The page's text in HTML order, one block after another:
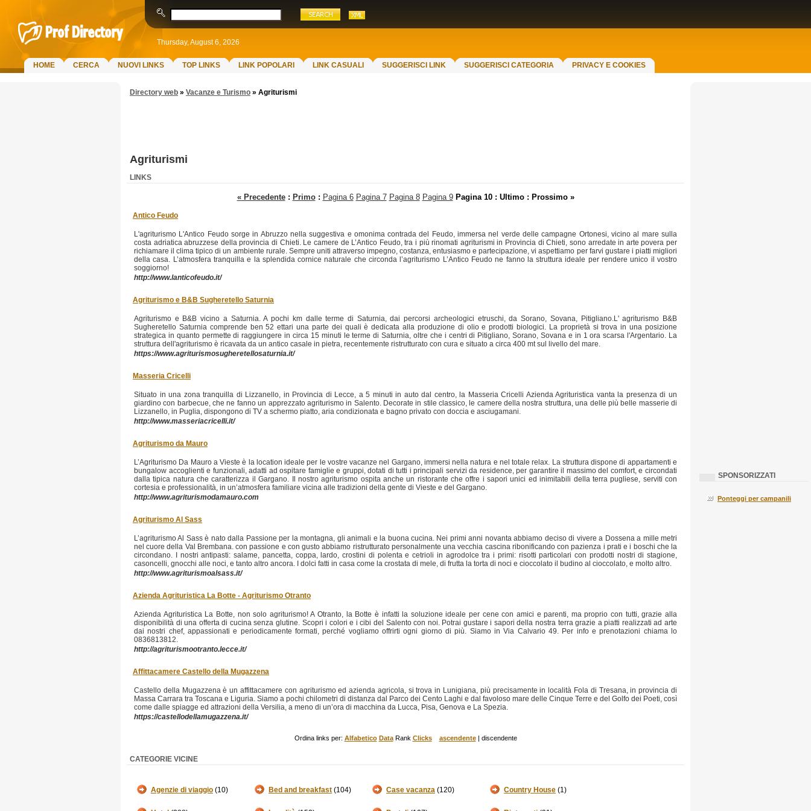
Thursday, August 6, 2026
HOME CERCA NUOVI LINKS TOP LINKS LINK POPOLARI LINK CASUALI SUGGERISCI LINK SUGGERISCI CATEGORIA PRIVACY E COOKIES
Directory web » Vacanze e Turismo » Agriturismi
Agriturismi
LINKS
« Precedente: Primo: Pagina 6 Pagina 7 Pagina 8 Pagina 9 Pagina 10 : Ultimo : Prossimo »
Antico Feudo
L'agriturismo L'Antico Feudo sorge in Abruzzo nella suggestiva e omonima contrada del Feudo, immersa nel verde delle campagne Ortonesi, vicino al mare sulla
costa adriatica abruzzese della provincia di Chieti. Le camere de L’Antico Feudo, tra i più rinomati agriturismi in Provincia di Chieti, sono arredate in arte povera per
richiamare il clima tipico di un ambiente rurale. Sempre uniti attraverso impegno, costanza, entusiasmo e partecipazione, vi aspettiamo per farvi gustare i piatti migliori
della casa. L’atmosfera tranquilla e la splendida cornice naturale che circonda l’agriturismo L’Antico Feudo ne fanno la struttura ideale per rendere unico il vostro
soggiorno!
http://www.lanticofeudo.it/
Agriturismo e B&B Sugheretello Saturnia
Agriturismo e B&B vicino a Saturnia. A pochi km dalle terme di Saturnia, dai percorsi archeologici etruschi, da Sorano, Sovana, Pitigliano.L' agriturismo B&B
Sugheretello Saturnia comprende ben 52 ettari una parte dei quali è dedicata alla produzione di olio e prodotti biologici. La proprietà si trova in una posizione
strategica in quanto permette di raggiungere in circa 15 minuti le terme di Saturnia, oltre che i centri di Pitigliano, Sorano, Sovana e in 1 ora scarsa l'Argentario. La
struttura dell'agriturismo è ricavata da un antico casale in pietra, recentemente ristrutturato con cura e situato a circa 400 mt sul livello del mare.
https://www.agriturismosugheretellosaturnia.it/
Masseria Cricelli
Situato in una zona tranquilla di Lizzanello, in Provincia di Lecce, a 5 minuti in auto dal centro, la Masseria Cricelli Azienda Agrituristica vanta la presenza di un
giardino con barbecue, che ne fanno un apprezzato agriturismo in Salento. Decorate in stile classico, le camere della nostra struttura, una delle più belle masserie di
Lizzanello, in Puglia, dispongono di TV a schermo piatto, aria condizionata e bagno privato con doccia e asciugamani.
http://www.masseriacricelli.it/
Agriturismo da Mauro
L’Agriturismo Da Mauro a Vieste è la location ideale per le vostre vacanze nel Gargano, immersi nella natura e nel totale relax. La struttura dispone di appartamenti e
bungalow accoglienti e funzionali, adatti ad ospitare famiglie e gruppi, dotati di tutti i principali servizi da residence, per garantire il massimo del comfort, e circondati
dalla tipica natura che caratterizza il Gargano. Il nostro agriturismo ospita anche un ristorante che offre i sapori unici ed inimitabili della terra pugliese, serviti con
cortesia e professionalità, in un’atmosfera familiare vicina alle tradizioni della gente di Vieste e del Gargano.
http://www.agriturismodamauro.com
Agriturismo Al Sass
L’agriturismo Al Sass è nato dalla Passione per la montagna, gli animali e la buona cucina. Nei primi anni novanta abbiamo deciso di vivere a Dossena a mille metri
nel cuore della Val Brembana. con passione e con gusto abbiamo ristrutturato personalmente una vecchia cascina ribonificando con pazienza i prati e i boschi che la
circondano. I nostri antipasti: salame, pancetta, coppa, lardo, crostini di polenta e cetrioli in agrodolce tra i primi: risotti particolari con prodotti nostri di stagione,
casoncelli, gnocchi alle noci, e tanto altro ancora. I dolci fatti in casa come la crostata di mele, di frutta la torta di noci e cioccolato il budino al cioccolato, e molto altro.
http://www.agriturismoalsass.it/
Azienda Agrituristica La Botte - Agriturismo Otranto
Azienda Agrituristica La Botte, non solo agriturismo! A Otranto, la Botte è infatti la soluzione ideale per cene con amici e parenti, ma proprio con tutti, grazie alla
disponibilità di una offerta di cucina senza glutine. Scopri i colori e i cibi del Salento con noi. Potrai gustare i sapori della nostra terra grazie a piatti realizzati ad arte
dai nostri chef, appassionati e periodicamente formati, perché vogliamo offrirti ogni giorno di più. Siamo in Via Calvario 49. Per info e prenotazioni chiama lo
0836813812.
http://agriturismootranto.lecce.it/
Affittacamere Castello della Mugazzena
Castello della Mugazzena è un affittacamere con agriturismo ed azienda agricola, si trova in Lunigiana, più precisamente in località Fola di Tresana, in provincia di
Massa Carrara tra Toscana e Liguria. Siamo a pochi chilometri di distanza dal Parco dei Cento Laghi e dal favoloso mare delle Cinque Terre e del Golfo dei Poeti, così
come dalle spiagge ed attrazioni della Versilia, a meno di un’ora di macchina da Lucca, Pisa, Genova e La Spezia.
https://castellodellamugazzena.it/
Ordina links per: Alfabetico DataRank Clicks ascendente| discendente
CATEGORIE VICINE
Agenzie di viaggio (10) Bed and breakfast (104) Case vacanza (120) Country House (1)
SPONSORIZZATI
Ponteggi per campanili